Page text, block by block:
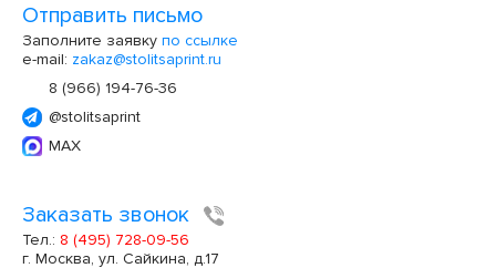
Отправить письмо
Заполните заявку по ссылке
e-mail: zakaz@stolitsaprint.ru
8 (966) 194-76-36
@stolitsaprint
MAX
Заказать звонок
Тел.: 8 (495) 728-09-56
г. Москва, ул. Сайкина, д.17